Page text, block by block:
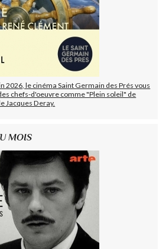
2026, le cinéma Saint Germain des Prés vous
chefs-d'oeuvre comme "Plein soleil" de
Jacques Deray.
MOIS